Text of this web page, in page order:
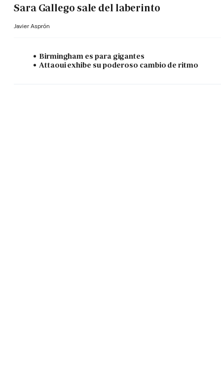
Sara Gallego sale del laberinto
Javier Asprón
Birmingham es para gigantes
Attaoui exhibe su poderoso cambio de ritmo